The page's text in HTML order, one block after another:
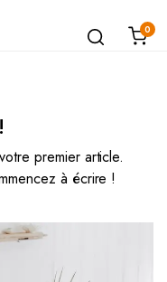
0
premier article.
à écrire !